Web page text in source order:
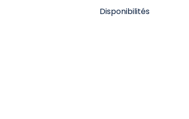
Disponibilités